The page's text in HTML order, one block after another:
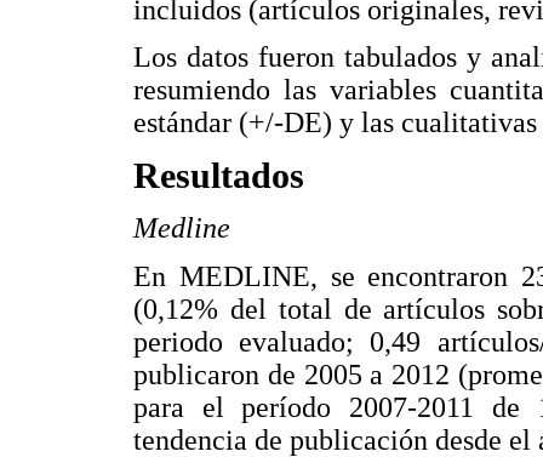
incluidos (artículos originales,
Los datos fueron tabulados y
resumiendo las variables
estándar (+/-DE) y las
Resultados
Medline
En MEDLINE, se encontraron
(0,12% del total de artículos
periodo evaluado; 0,49
publicaron de 2005 a 2012
para el período 2007-2011 de
tendencia de publicación desde el